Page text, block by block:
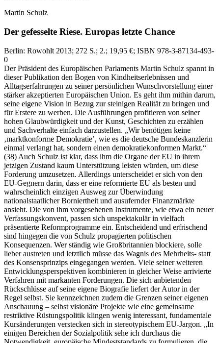
Martin Schulz
Der gefesselte Riese. Europas letzte Chance
Berlin: Rowohlt 2013; 272 S.; 2.; 19,95 €; ISBN 978-3-87134-493-
0
Der Präsident des Europäischen Parlaments Martin Schulz spannt in
dieser Publikation den Bogen von Kindheitserlebnissen und
Alltagserfahrungen zu seiner persönlichen Wunschvorstellung einer
stärker akzeptierten Europäischen Union. Es geht ihm mithin darum,
seine eigene Vision in Bezug zur steinigen Realität zu bringen und
für Erstere zu werben. Die Ausführungen profitieren von seiner
hohen Glaubwürdigkeit und der Kunst, Geschichten zu erzählen
und Sachverhalte einfach darzustellen. „Wir benötigen keine
‚marktkonforme Demokratie’, wie es die deutsche Bundeskanzlerin
einmal verlangt hat, sondern einen demokratiekonformen Markt.“
(38) Auch Schulz ist klar, dass ihm die Organe der EU in ihrem
jetzigen Zustand kaum Unterstützung leisten würden, um diese
Forderung umzusetzen. Allerdings unterscheidet er sich von den
EU‑Gegnern darin, dass er eine reformierte EU als besten und
wahrscheinlich einzigen Ausweg zur Überwindung
nationalstaatlicher Borniertheit und ausufernder Finanzmärkte
ansieht. Die von ihm vorgesehenen Instrumente, wie etwa ein neuer
Verfassungskonvent, passen sich unspektakulär in vielfach
präsentierte Reformprogramme ein. Entscheidend und erfrischend
sind hingegen die von Schulz propagierten politischen
Konsequenzen. Wer ständig wie Großbritannien blockiere, solle
lieber austreten und letztlich müsse das Wagnis des Mehrheits‑ statt
des Konsensprinzips eingegangen werden. Viele seiner weiteren
Entwicklungsperspektiven kombinieren in gleicher Weise arrivierte
Verfahren mit markanten Forderungen. Die sich anbietenden
Rückschlüsse auf seine eigene Biografie liefert der Autor in der
Regel selbst. Sie kennzeichnen zudem die Grenzen seiner eigenen
Anschauung – selbst visionäre Projekte wie eine gemeinsame
restriktive Rüstungspolitik klingen wenig interessant, fundamentale
Kursänderungen verstecken sich in stereotypischem EU‑Jargon. „In
einigen Bereichen der Sozialpolitik sehe ich durchaus die